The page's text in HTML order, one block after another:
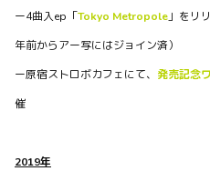
0 4 0
waffles officialがTwitter
方、どうもありがとう！ そし
ー4曲入ep「Tokyo Metropole 」をリ
年前からアー写にはジョイン済）
ー原宿ストロボカフェにて、 発売記念
催
2019年